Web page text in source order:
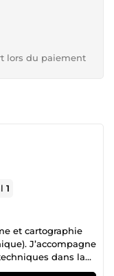
lors du paiement
1
et cartographie
J’accompagne
dans la
de cartes